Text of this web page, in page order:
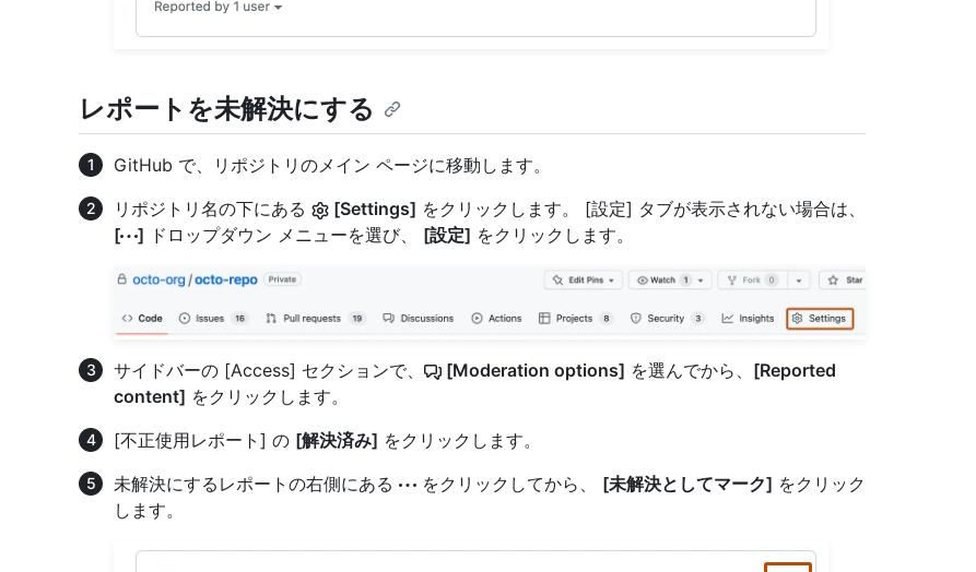
レポートを未解決にする
GitHub で、リポジトリのメイン ページに移動します。
リポジトリ名の下にある
[Settings] をクリックします。 [設定] タブが表示されない場合は、
[
] ドロップダウン メニューを選び、 [設定] をクリックします。
サイドバーの [Access] セクションで、 [Moderation options] を選んでから、 [Reported
content] をクリックします。
[不正使用レポート] の [解決済み] をクリックします。
未解決にするレポートの右側にある
をクリックしてから、 [未解決としてマーク] をクリック
します。